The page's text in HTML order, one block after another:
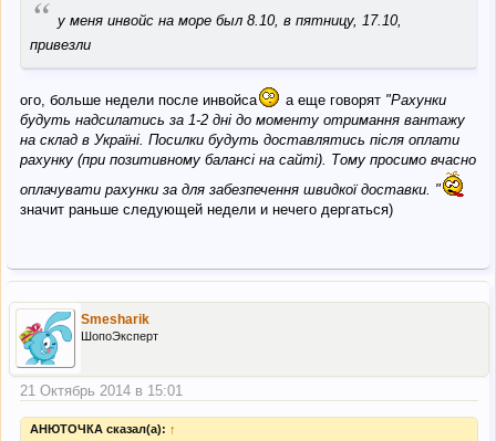
“ у меня инвойс на море был 8.10, в пятницу, 17.10,
привезли
ого, больше недели после инвойса а еще говорят "Рахунки
будуть надсилатись за 1-2 дні до моменту отримання вантажу
на склад в Україні. Посилки будуть доставлятись після оплати
рахунку (при позитивному балансі на сайті). Тому просимо вчасно
оплачувати рахунки за для забезпечення швидкої доставки. "
значит раньше следующей недели и нечего дергаться)
Smesharik
ШопоЭксперт
21 Октябрь 2014 в 15:01
АНЮТОЧКА сказал(а): ↑